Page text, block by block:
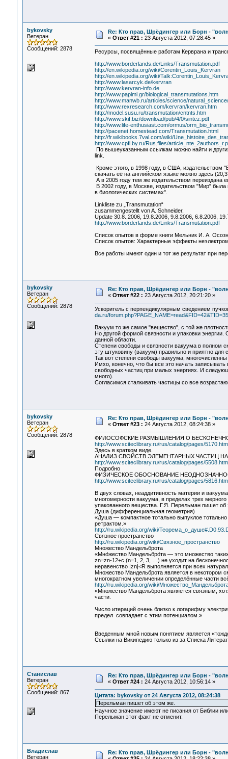
bykovsky
Ветеран
Сообщений: 2878
Re: Кто прав, Шрёдингер или Борн -
« Ответ #21 : 23 Августа 2012, 07:28:45 »
Ресурсы, посвящённые работам Керврана и
http://www.borderlands.de/Links/Transmutation.pdf
http://en.wikipedia.org/wiki/Corentin_Louis_Kervran
http://en.wikipedia.org/wiki/
http://www.lasarcyk.de/kervran
http://www.kervran-info.de
http://www.papimi.gr/biological_transmutations.htm
http://www.manwb.ru/articles/science/
http://www.rexresearch.com/kervran/kervran.htm
http://model.susu.ru/transmutation/cntnts.htm
http://www.skif.biz/download/pub/4/0/sintez.pdf
http://www.life-enthusiast.com/ormus/
http://pacenet.homestead.com/Transmutation.html
http://fr.wikibooks.7val.com/wiki/
http://www.cpfi.by.ru/Rus.files/
По вышеуказанным ссылкам можно найти и
link.
Кроме этого, в 1998 году, в США, издательством
скачать её на английском языке можно здесь
А в 2005 году тем же издательством переиздана
В 2002 году, в Москве, издательством "Мир"
в биологических системах".
Linkliste zu „Transmutation“
zusammengestellt von A. Schneider,
Update 30.8.,2006, 19.8.2006, 9.8.2006, 6.8.2006,
http://www.borderlands.de/Links/Transmutation.pdf
Список опытов в форме книги Мельник И. А.
Список опытов: Характерные эффекты
Все работы имеют один и тот же результат при
bykovsky
Ветеран
Сообщений: 2878
Re: Кто прав, Шрёдингер или Борн -
« Ответ #22 : 23 Августа 2012, 20:21:20 »
Ускоритель с перпендикулярным сведением
da.ru/
Вакуум то же самое "вещество", с той же
Но другой формой связности и упаковки
данной области.
Степени свободы и связности вакуума в полном
эту штуковину (вакуум) правильно и приятно для
Так вот степени свободы вакуума,
Имхо, конечно, что бы все это начать
свободных частиц при малых энергиях. И
много).
Согласимся сталкивать частицы со все
bykovsky
Ветеран
Сообщений: 2878
Re: Кто прав, Шрёдингер или Борн -
« Ответ #23 : 24 Августа 2012, 08:24:38 »
ФИЛОСОФСКИЕ РАЗМЫШЛЕНИЯ О
http://www.sciteclibrary.ru/rus/catalog/pages/
Здесь в кратком виде.
АНАЛИЗ СВОЙСТВ ЭЛЕМЕНТАРНЫХ ЧАСТИЦ
http://www.sciteclibrary.ru/rus/catalog/pages/
Подробно
ФИЗИЧЕСКОЕ ОБОСНОВАНИЕ
http://www.sciteclibrary.ru/rus/catalog/pages/
В двух словах, неаддитивность материи и
многомерности вакуума, в пределах трех
упакованного вещества. Г.Я. Перельман пишет
Душа (дифференциальная геометрия)
«Душа — компактное тотально выпуклое
ретрактом.»
http://ru.wikipedia.org/wiki/
Связное пространство
http://ru.wikipedia.org/wiki/Связное_пространство
Множество Мандельброта
«Мно́жество Мандельбро́та — это множество
zn=zn-12+c (n=1, 2, 3, …) не уходит на
неравенство |zn|<R выполняется при всех
Множество Мандельброта является в некотором
многократном увеличении определённые части
http://ru.wikipedia.org/wiki/
«Множество Мандельброта является связным,
части.
Число итераций очень близко к логарифму
предел совпадает с этим потенциалом.»
Введенным мной новым понятием является
Ссылки на Википедию только из за Списка
Станислав
Ветеран
Сообщений: 867
Re: Кто прав, Шрёдингер или Борн -
« Ответ #24 : 24 Августа 2012, 10:56:14 »
Цитата: bykovsky от 24 Августа 2012, 08:24:38
Перельман пишет об этом же.
Научное значение имеют не писания от Библии
Перельман этот факт не отменит.
Владислав
Ветеран
Re: Кто прав, Шрёдингер или Борн -